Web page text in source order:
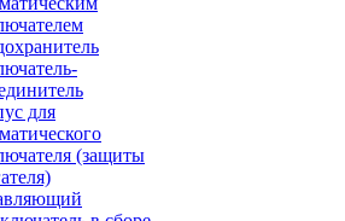
для
(защиты